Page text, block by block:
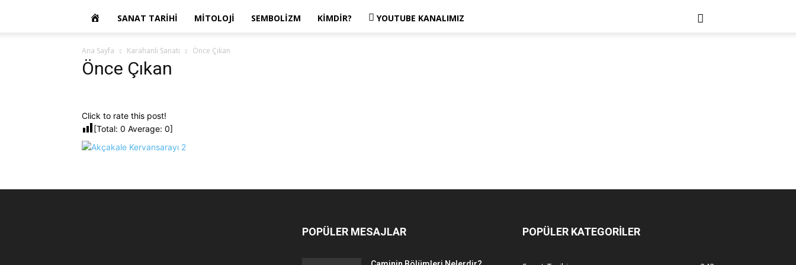
OKUR
YAZARIM
SANAT TARIHI MITOLOJI SEMBOLIZM KIMDIR? YOUTUBE KANALIMIZ
Ana Sayfa Karahanlı Sanatı Önce Çıkan
Önce Çıkan
Click to rate this post!
[Total: 0 Average: 0]
POPÜLER MESAJLAR POPÜLER KATEGORİLER